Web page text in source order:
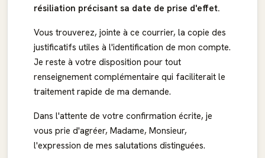
résiliation précisant sa date de prise d'effet.
Vous trouverez, jointe à ce courrier, la copie des
justificatifs utiles à l'identification de mon compte.
Je reste à votre disposition pour tout
renseignement complémentaire qui faciliterait le
traitement rapide de ma demande.
Dans l'attente de votre confirmation écrite, je
vous prie d'agréer, Madame, Monsieur,
l'expression de mes salutations distinguées.